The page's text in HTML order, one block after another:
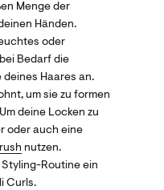
Menge der
Händen.
oder
Bedarf die
Haares an.
um sie zu formen
deine Locken zu
oder auch eine
nutzen.
Routine ein
Curls.